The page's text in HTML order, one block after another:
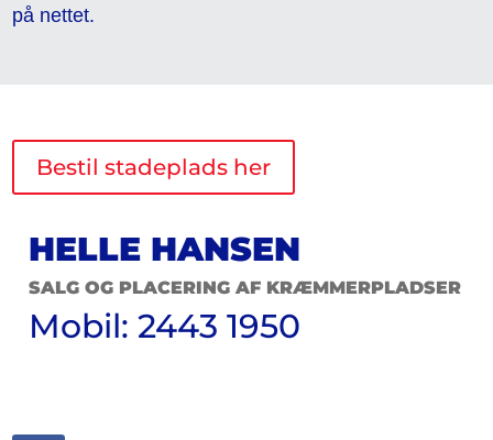
på nettet.
Bestil stadeplads her
HELLE HANSEN
SALG OG PLACERING AF KRÆMMERPLADSER
Mobil: 2443 1950